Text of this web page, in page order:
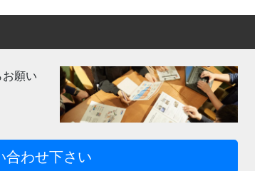
願い
合わせ下さい